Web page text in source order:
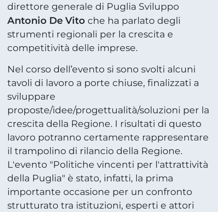
direttore generale di Puglia Sviluppo
Antonio De Vito che ha parlato degli
strumenti regionali per la crescita e
competitività delle imprese.
Nel corso dell’evento si sono svolti alcuni
tavoli di lavoro a porte chiuse, finalizzati a
sviluppare
proposte/idee/progettualità/soluzioni per la
crescita della Regione. I risultati di questo
lavoro potranno certamente rappresentare
il trampolino di rilancio della Regione.
L'evento "Politiche vincenti per l'attrattività
della Puglia" è stato, infatti, la prima
importante occasione per un confronto
strutturato tra istituzioni, esperti e attori